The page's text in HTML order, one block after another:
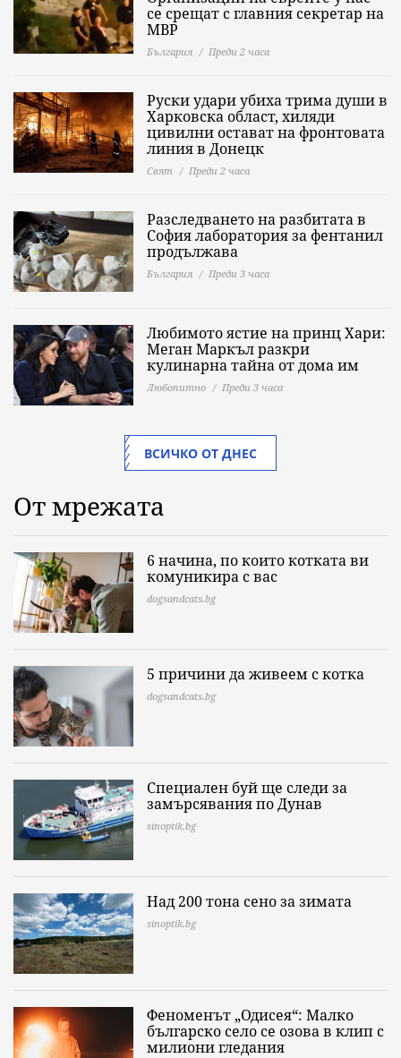
се срещат с главния секретар на
МВР
България Преди 2 часа
Руски удари убиха трима души в
Харковска област, хиляди
цивилни остават на фронтовата
линия в Донецк
Свят Преди 2 часа
Разследването на разбитата в
София лаборатория за фентанил
продължава
България Преди 3 часа
Любимото ястие на принц Хари:
Меган Маркъл разкри
кулинарна тайна от дома им
Любопитно Преди 3 часа
ВСИЧКО ОТ ДНЕС
От мрежата
6 начина, по които котката ви
комуникира с вас
dogsandcats.bg
5 причини да живеем с котка
dogsandcats.bg
Специален буй ще следи за
замърсявания по Дунав
sinoptik.bg
Над 200 тона сено за зимата
sinoptik.bg
Феноменът „Одисея“: Малко
българско село се озова в клип с
милиони гледания